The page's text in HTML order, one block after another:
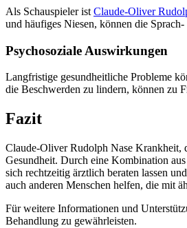
Als Schauspieler ist Claude-Oliver
und häufiges Niesen, können die
Psychosoziale Auswirkungen
Langfristige gesundheitliche Probleme
die Beschwerden zu lindern, können zu
Fazit
Claude-Oliver Rudolph Nase Krankheit,
Gesundheit. Durch eine Kombination
sich rechtzeitig ärztlich beraten lassen
auch anderen Menschen helfen, die mit
Für weitere Informationen und
Behandlung zu gewährleisten.